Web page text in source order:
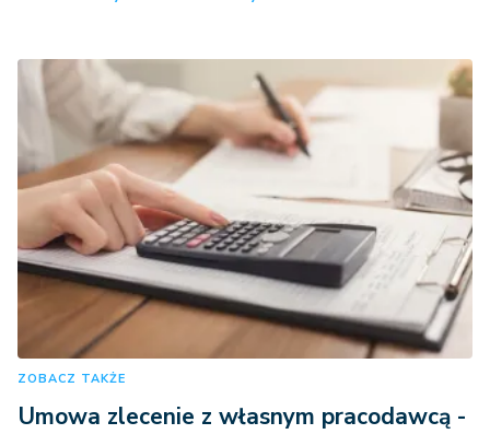
ZOBACZ TAKŻE
Umowa zlecenie z własnym pracodawcą -